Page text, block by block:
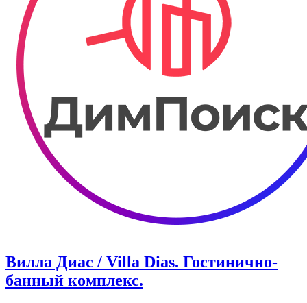
Вилла Диас / Villa Dias. Гостинично-
банный комплекс.